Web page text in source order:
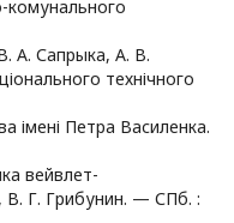
комунального
А. Сапрыка, А. В.
технічного
імені Петра Василенка.
вейвлет-
Г. Грибунин. — СПб. :